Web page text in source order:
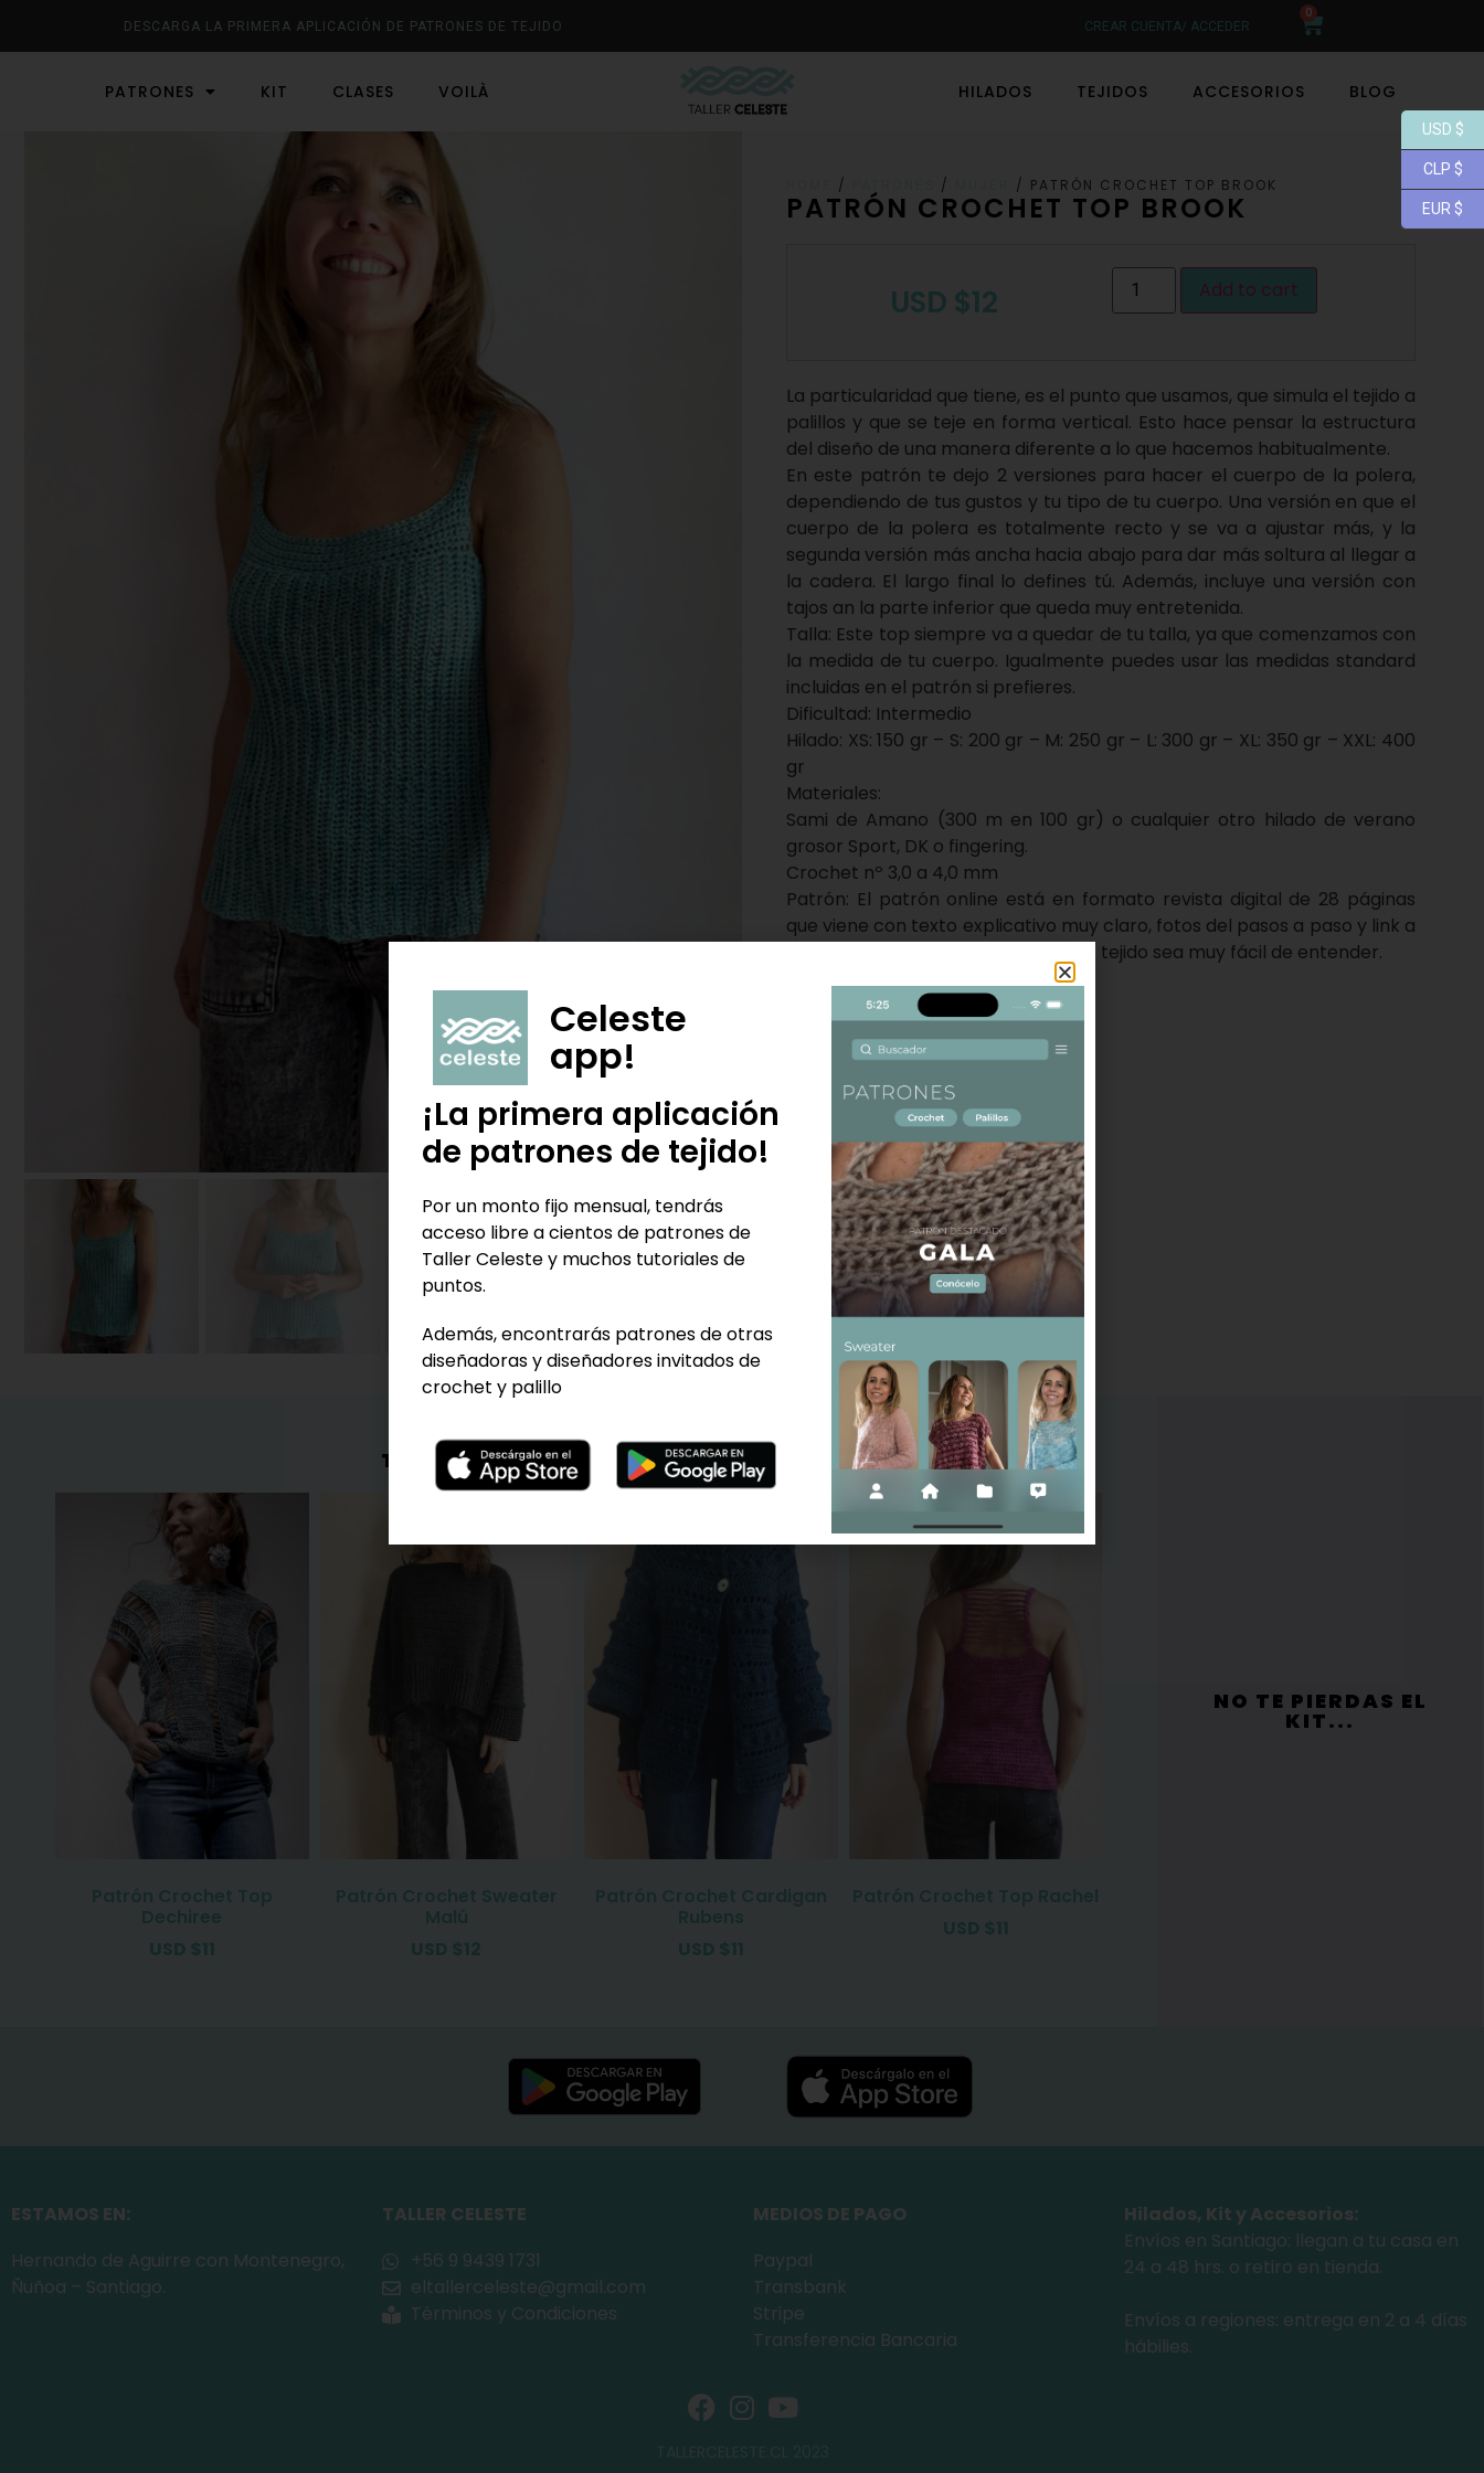
DESCARGA LA PRIMERA APLICACIÓN DE PATRONES DE TEJIDO CREAR CUENTA/ ACCEDER
0
PATRONES KIT CLASES VOILÀ HILADOS TEJIDOS ACCESORIOS BLOG
/ / / PATRÓN CROCHET TOP BROOK
PATRÓN CROCHET TOP BROOK
USD $12 Add to cart
La particularidad que tiene, es el punto que usamos, que simula el tejido a
palillos y que se teje en forma vertical. Esto hace pensar la estructura
del diseño de una manera diferente a lo que hacemos habitualmente.
En este patrón te dejo 2 versiones para hacer el cuerpo de la polera,
dependiendo de tus gustos y tu tipo de tu cuerpo. Una versión en que el
cuerpo de la polera es totalmente recto y se va a ajustar más, y la
segunda versión más ancha hacia abajo para dar más soltura al llegar a
la cadera. El largo final lo defines tú. Además, incluye una versión con
tajos an la parte inferior que queda muy entretenida.
Talla: Este top siempre va a quedar de tu talla, ya que comenzamos con
la medida de tu cuerpo. Igualmente puedes usar las medidas standard
incluidas en el patrón si prefieres.
Dificultad: Intermedio
Hilado: XS: 150 gr – S: 200 gr – M: 250 gr – L: 300 gr – XL: 350 gr – XXL: 400
gr
Materiales:
Sami de Amano (300 m en 100 gr) o cualquier otro hilado de verano
grosor Sport, DK o fingering.
Crochet nº 3,0 a 4,0 mm
Patrón: El patrón online está en formato revista digital de 28 páginas
que viene con texto explicativo muy claro, fotos del pasos a paso y link a
videos, para que todo el proceso de tejido sea muy fácil de entender.
TAMBIÉN TE PUEDE INTERESAR...
Patrón Crochet Top
Dechiree
USD $11
Patrón Crochet Sweater
Malú
USD $12
Patrón Crochet Cardigan
Rubens
USD $11
Patrón Crochet Top Rachel
USD $11
NO TE PIERDAS EL
KIT...
ESTAMOS EN:
Hernando de Aguirre con Montenegro,
Ñuñoa – Santiago.
TALLER CELESTE
+56 9 9439 1731
eltallerceleste@gmail.com
Términos y Condiciones
MEDIOS DE PAGO
Paypal
Transbank
Stripe
Transferencia Bancaria
Hilados, Kit y Accesorios:
Envíos en Santiago: llegan a tu casa en
24 a 48 hrs. o retiro en tienda.
Envíos a regiones: entrega en 2 a 4 días
hábilies.
USD $
CLP $
EUR $
Celeste
app!
¡La primera aplicación
de patrones de tejido!
Por un monto fijo mensual, tendrás
acceso libre a cientos de patrones de
Taller Celeste y muchos tutoriales de
puntos.
Además, encontrarás patrones de otras
diseñadoras y diseñadores invitados de
crochet y palillo